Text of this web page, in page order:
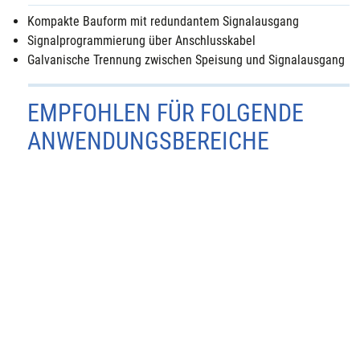
Kompakte Bauform mit redundantem Signalausgang
Signalprogrammierung über Anschlusskabel
Galvanische Trennung zwischen Speisung und Signalausgang
EMPFOHLEN FÜR FOLGENDE
ANWENDUNGSBEREICHE